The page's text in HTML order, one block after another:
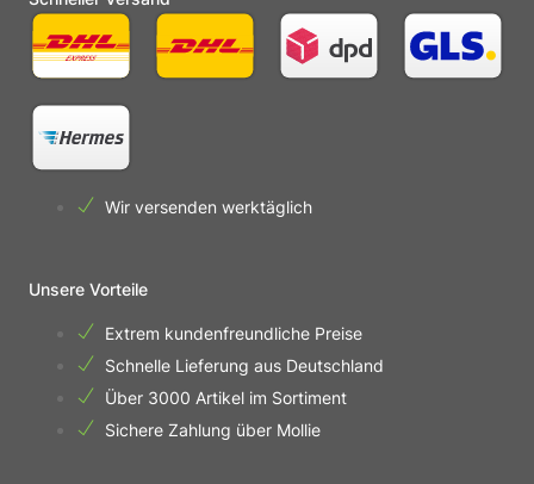
Wir versenden werktäglich
Unsere Vorteile
Extrem kundenfreundliche Preise
Schnelle Lieferung aus Deutschland
Über 3000 Artikel im Sortiment
Sichere Zahlung über Mollie